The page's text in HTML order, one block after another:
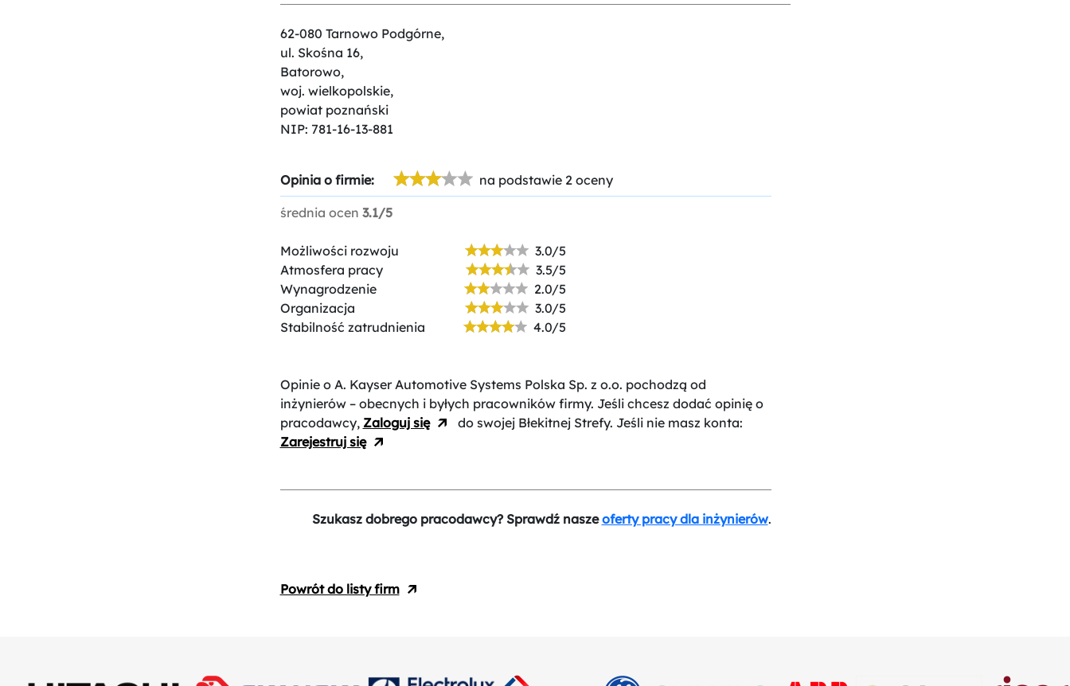
62-080 Tarnowo Podgórne,
ul. Skośna 16,
Batorowo,
woj. wielkopolskie,
powiat poznański
NIP: 781-16-13-881
Opinia o firmie: na podstawie 2 oceny
średnia ocen 3.1/5
Możliwości rozwoju
3.0/5
Atmosfera pracy
3.5/5
Wynagrodzenie
2.0/5
Organizacja
3.0/5
Stabilność zatrudnienia
4.0/5
Opinie o A. Kayser Automotive Systems Polska Sp. z o.o. pochodzą od
inżynierów – obecnych i byłych pracowników firmy. Jeśli chcesz dodać opinię o
pracodawcy, Zaloguj się
do swojej Błekitnej Strefy. Jeśli nie masz konta:
Zarejestruj się
Szukasz dobrego pracodawcy? Sprawdź naszeoferty pracy dla inżynierów.
Powrót do listy firm